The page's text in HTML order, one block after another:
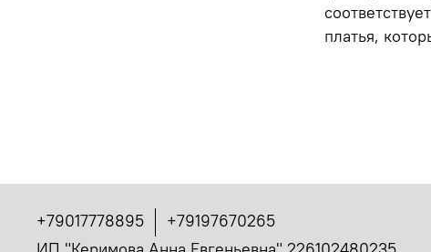
платья,
+79017778895
+79197670265